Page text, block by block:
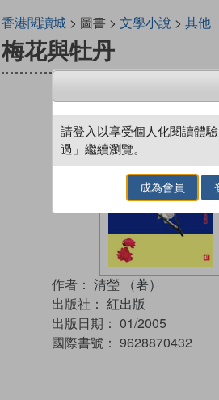
香港閱讀城> 圖書 > 文學小說 > 其他
梅花與牡丹
作者： 清瑩 （著）
出版社： 紅出版
出版日期： 01/2005
國際書號： 9628870432
請登入以享受個人化閱讀體
過」繼續瀏覽。
成為會員